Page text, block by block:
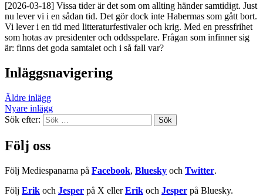
[2026-03-18] Vissa tider är det som om allting händer samtidigt. Just
nu lever vi i en sådan tid. Det gör dock inte Habermas som gått bort.
Vi lever i en tid med litteraturfestivaler och krig. Med en pressfrihet
som hotas av presidenter och oddsspelare. Frågan som infinner sig
är: finns det goda samtalet och i så fall var?
Inläggsnavigering
Äldre inlägg
Nyare inlägg
Sök efter:
Följ oss
Följ Mediespanarna på Facebook, Bluesky och Twitter.
Följ Erik och Jesper på X ellerErik och Jesper på Bluesky.